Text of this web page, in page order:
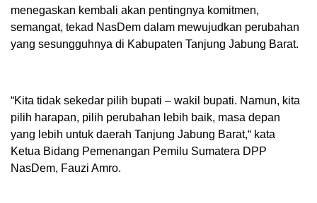
menegaskan kembali akan pentingnya komitmen,
semangat, tekad NasDem dalam mewujudkan perubahan
yang sesungguhnya di Kabupaten Tanjung Jabung Barat.
“Kita tidak sekedar pilih bupati – wakil bupati. Namun, kita
pilih harapan, pilih perubahan lebih baik, masa depan
yang lebih untuk daerah Tanjung Jabung Barat,“ kata
Ketua Bidang Pemenangan Pemilu Sumatera DPP
NasDem, Fauzi Amro.